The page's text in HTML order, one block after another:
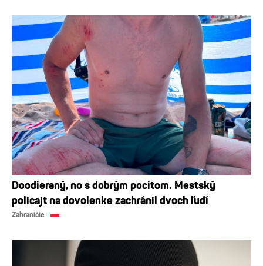
Doodieraný, no s dobrým pocitom. Mestský
policajt na dovolenke zachránil dvoch ľudí
Zahraničie